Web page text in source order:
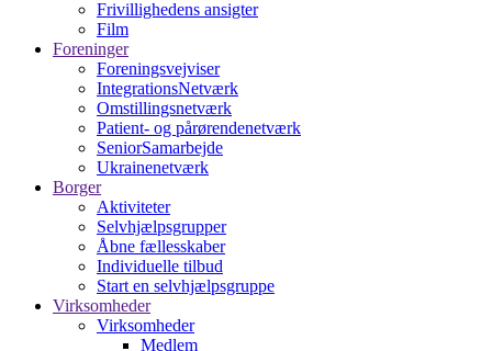
Frivillighedens ansigter
Film
Foreninger
Foreningsvejviser
IntegrationsNetværk
Omstillingsnetværk
Patient- og pårørendenetværk
SeniorSamarbejde
Ukrainenetværk
Borger
Aktiviteter
Selvhjælpsgrupper
Åbne fællesskaber
Individuelle tilbud
Start en selvhjælpsgruppe
Virksomheder
Virksomheder
Medlem